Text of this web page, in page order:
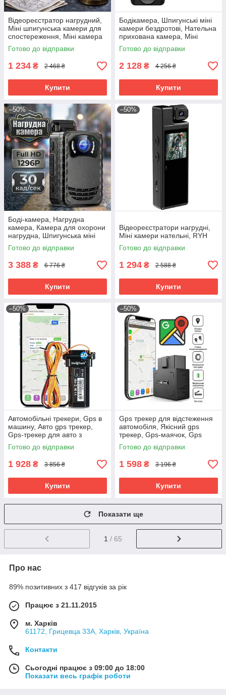
Відеореєстратор нагрудний,
Міні шпигунська камери для
спостереження, Міні камера
на одяг, Прихована нательна
камера, RYH
Готово до відправки
1 234 ₴ 2 468 ₴
Купити
Бодікамера, Шпигунські міні
камери бездротові, Нательна
прихована камера, Міні
камера шпигунська, RYH
Готово до відправки
2 128 ₴ 4 256 ₴
Купити
–50%
Боді-камера, Нагрудна
камера, Камера для охорони
нагрудна, Шпигунська міні
камера з великим часом
запису, RYH
Готово до відправки
3 388 ₴ 6 776 ₴
Купити
–50%
Відеореєстратори нагрудні,
Міні камери нательні, RYH
Готово до відправки
1 294 ₴ 2 588 ₴
Купити
–50%
Автомобільні трекери, Gps в
машину, Авто gps трекер,
Gps-трекер для авто з
додатком, Gps в машину від
викрадення, RYH
Готово до відправки
1 928 ₴ 3 856 ₴
Купити
–50%
Gps трекер для відстеження
автомобіля, Якісний gps
трекер, Gps-маячок, Gps
трекер на мотоцикл, Gps
маячок для авто, RYH
Готово до відправки
1 598 ₴ 3 196 ₴
Купити
Показати ще
1 / 65
Про нас
89% позитивних з 417 відгуків за рік
Працює з 21.11.2015
м. Харків
61172, Грицевца 33А, Харків, Україна
Контакти
Сьогодні працює з 09:00 до 18:00
Показати весь графік роботи